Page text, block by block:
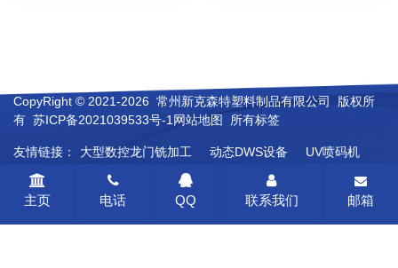
CopyRight © 2021-2026 常州新克森特塑料制品有限公司 版权所
有 苏ICP备2021039533号-1 网站地图 所有标签
友情链接： 大型数控龙门铣加工 动态DWS设备
UV喷码机
人造彩砂
橡胶电子拉力机
玻璃瓶啤酒灌装线
合肥不锈钢风管
氮吹仪北京
德国希尔思流量计
主页 电话 QQ 联系我们 邮箱